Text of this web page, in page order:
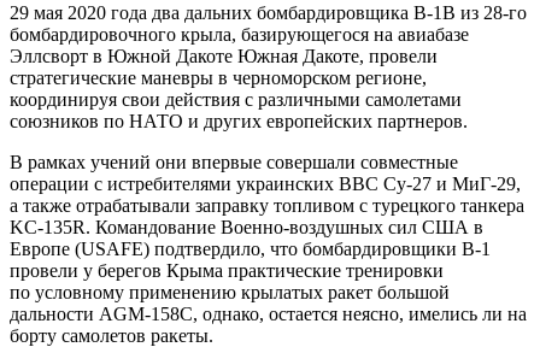
29 мая 2020 года два дальних бомбардировщика В-1В из 28-го
бомбардировочного крыла, базирующегося на авиабазе
Эллсворт в Южной Дакоте Южная Дакоте, провели
стратегические маневры в черноморском регионе,
координируя свои действия с различными самолетами
союзников по НАТО и других европейских партнеров.
В рамках учений они впервые совершали совместные
операции с истребителями украинских ВВС Су-27 и МиГ-29,
а также отрабатывали заправку топливом с турецкого танкера
KC-135R. Командование Военно-воздушных сил США в
Европе (USAFE) подтвердило, что бомбардировщики B-1
провели у берегов Крыма практические тренировки
по условному применению крылатых ракет большой
дальности AGM-158C, однако, остается неясно, имелись ли на
борту самолетов ракеты.